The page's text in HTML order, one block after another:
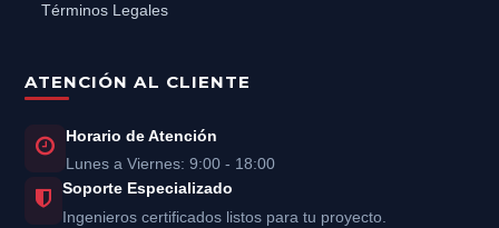
Términos Legales
ATENCIÓN AL CLIENTE
Horario de Atención
Lunes a Viernes: 9:00 - 18:00
Soporte Especializado
Ingenieros certificados listos para tu proyecto.